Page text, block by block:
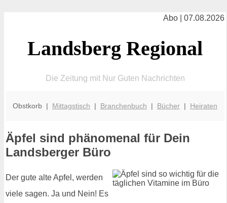
Abo | 07.08.2026
Landsberg Regional
Die Zeitung mit Nur Guten Nachrichten
Obstkorb | Mittagstisch | Branchenbuch | Bücher | Heiraten
Äpfel sind phänomenal für Dein
Landsberger Büro
Der gute alte Apfel, werden
viele sagen. Ja und Nein! Es